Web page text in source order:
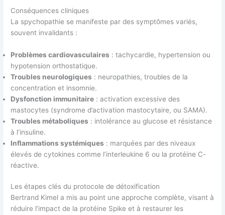
Conséquences cliniques
La spychopathie se manifeste par des symptômes variés,
souvent invalidants :
Problèmes cardiovasculaires : tachycardie, hypertension ou
hypotension orthostatique.
Troubles neurologiques : neuropathies, troubles de la
concentration et insomnie.
Dysfonction immunitaire : activation excessive des
mastocytes (syndrome d’activation mastocytaire, ou SAMA).
Troubles métaboliques : intolérance au glucose et résistance
à l’insuline.
Inflammations systémiques : marquées par des niveaux
élevés de cytokines comme l’interleukine 6 ou la protéine C-
réactive.
Les étapes clés du protocole de détoxification
Bertrand Kimel a mis au point une approche complète, visant à
réduire l’impact de la protéine Spike et à restaurer les